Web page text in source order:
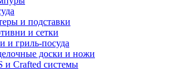
и подставки
и сетки
и гриль-посуда
доски и ножи
и Crafted системы